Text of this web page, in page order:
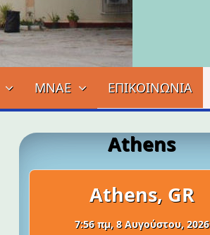
ΜΝΑΕ ΕΠΙΚΟΙΝΩΝΙΑ
Athens
Athens, GR
7:56 πμ, 8 Αυγούστου, 2026